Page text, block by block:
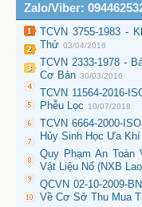
Zalo/Viber:
TCVN 3755-1983 -
Thử 03/04/2016
TCVN 2333-1978 -
Cơ Bản 30/03/2016
TCVN 11564-2016-
Phễu Lọc
10/07/2018
TCVN 6664-2000-
Hủy Sinh Học Ưa
Quy Phạm An Toàn
Vật Liệu Nổ (NXB
QCVN 02-10-2009-
Về Cơ Sở Thu Mua